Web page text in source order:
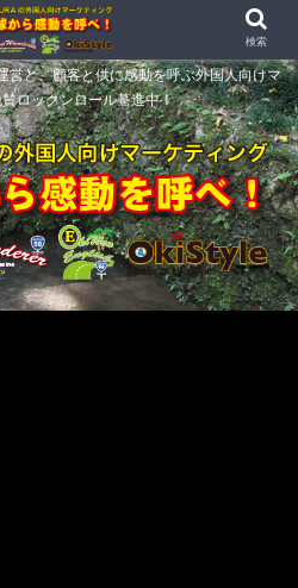
営と、顧客と供に感動を呼ぶ外国人向けマ
ロックンロール驀進中！
検索